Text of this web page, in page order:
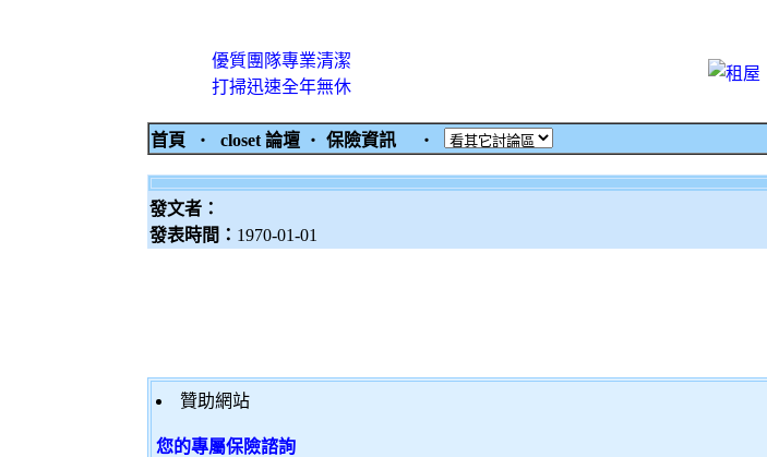
優質團隊專業清潔
打掃迅速全年無休
首頁 ‧ closet 論壇 ‧ 保險資訊 ‧
發文者：
發表時間： 1970-01-01
贊助網站
您的專屬保險諮詢